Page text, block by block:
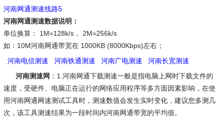
河南网通测速线路5
河南网通测速数据说明：
单位换算： 1M=128k/s， 2M=256k/s
如：10M河南网通带宽在 1000KB (8000Kbps)左右；
河南电信测速
河南铁通测速 河南广电测速
河南长宽测速
河南测速网 ：1.河南网通下载测速一般是指电脑上网时下载文件的
速度，受硬件、电脑正在运行的网络应用程序等多方面因素影响，在使
用河南网通网速测试工具时，测速数值会发生实时变化，建议您多测几
次，该工具测速结果为一段时间内河南网通带宽的平均值。